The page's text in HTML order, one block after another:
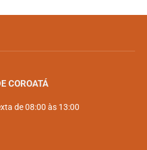
COROATÁ
de 08:00 às 13:00